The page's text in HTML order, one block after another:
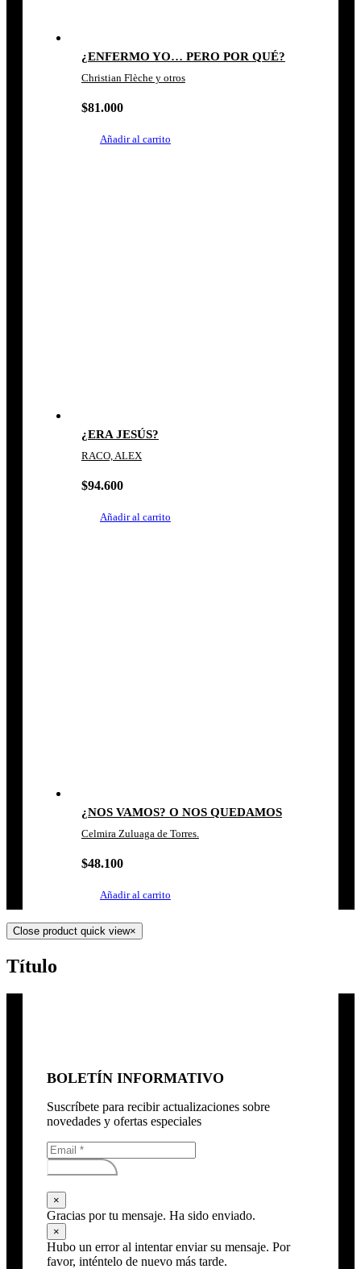
¿ENFERMO YO… PERO POR QUÉ?
Christian Flèche y otros
$81.000
Añadir al carrito
¿ERA JESÚS?
RACO, ALEX
$94.600
Añadir al carrito
¿NOS VAMOS? O NOS QUEDAMOS
Celmira Zuluaga de Torres.
$48.100
Añadir al carrito
Close product quick view×
Título
BOLETÍN INFORMATIVO
Suscríbete para recibir actualizaciones sobre
novedades y ofertas especiales
Subscribirse
×
Gracias por tu mensaje. Ha sido enviado.
×
Hubo un error al intentar enviar su mensaje. Por
favor, inténtelo de nuevo más tarde.